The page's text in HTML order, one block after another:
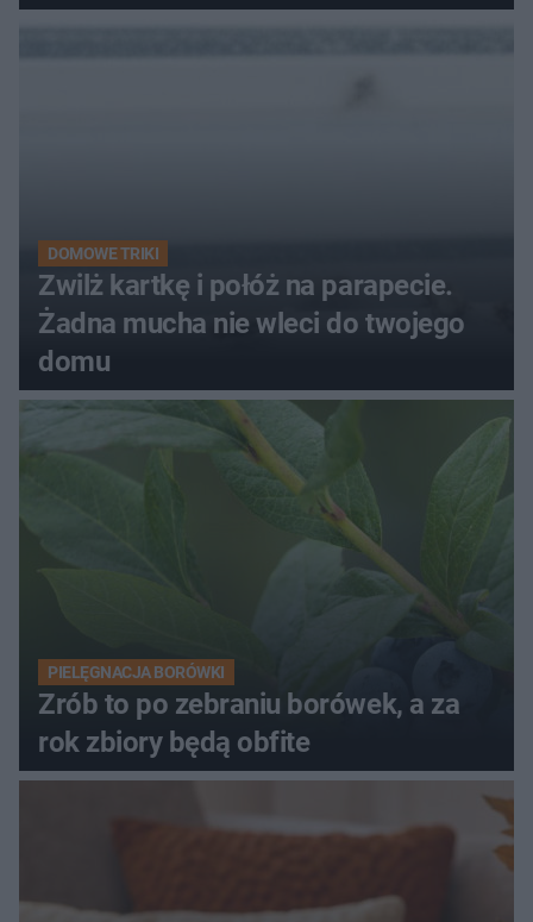
DOMOWE TRIKI
Zwilż kartkę i połóż na parapecie.
Żadna mucha nie wleci do twojego
domu
PIELĘGNACJA BORÓWKI
Zrób to po zebraniu borówek, a za
rok zbiory będą obfite